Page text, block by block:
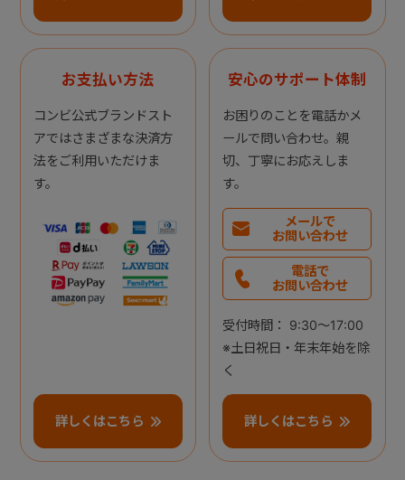
お支払い方法
コンビ公式ブランドスト
アではさまざまな決済方
法をご利用いただけま
す。
詳しくはこちら
安心のサポート体制
お困りのことを電話かメ
ールで問い合わせ。親
切、丁寧にお応えしま
す。
メールで
お問い合わせ
電話で
お問い合わせ
受付時間： 9:30～17:00
※土日祝日・年末年始を除
く
詳しくはこちら